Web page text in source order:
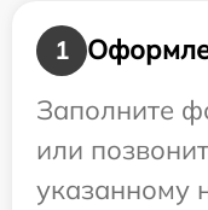
1
Заполните
или
указанному